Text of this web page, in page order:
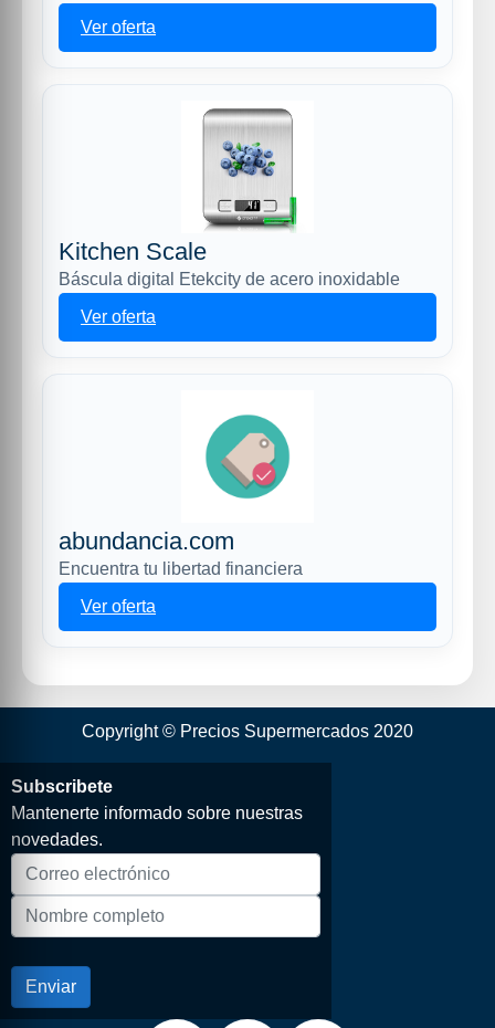
Ver oferta
Kitchen Scale
Báscula digital Etekcity de acero inoxidable
Ver oferta
abundancia.com
Encuentra tu libertad financiera
Ver oferta
Copyright © Precios Supermercados 2020
Subscribete
Mantenerte informado sobre nuestras
novedades.